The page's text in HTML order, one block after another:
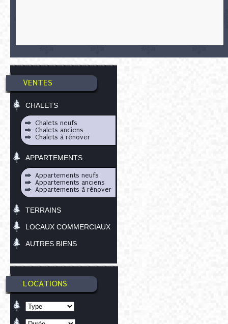
VENTES
CHALETS
Chalets neufs
Chalets anciens
Chalets à rénover
APPARTEMENTS
Appartements neufs
Appartements anciens
Appartements à rénover
TERRAINS
LOCAUX COMMERCIAUX
AUTRES BIENS
LOCATIONS